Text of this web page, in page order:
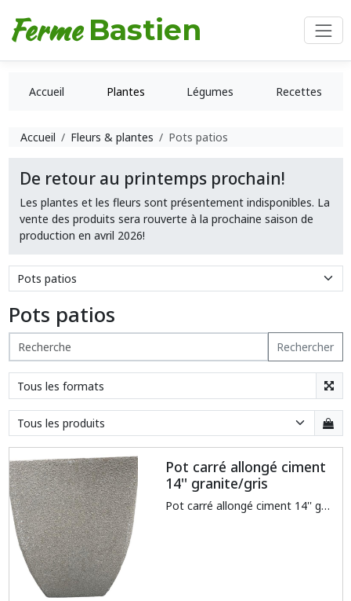
Ferme Bastien
Accueil Plantes Légumes Recettes
Accueil Fleurs & plantes Pots patios
De retour au printemps prochain!
Les plantes et les fleurs sont présentement indisponibles. La
vente des produits sera rouverte à la prochaine saison de
production en avril 2026!
Pots patios
Rechercher
Pot carré allongé ciment
14'' granite/gris
Pot carré allongé ciment 14'' granite/gris